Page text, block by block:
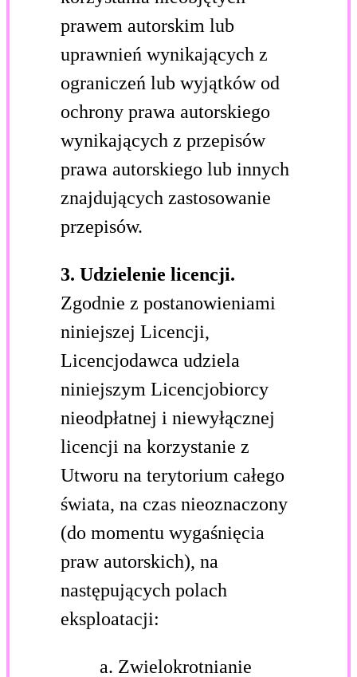
prawem autorskim lub
uprawnień wynikających z
ograniczeń lub wyjątków od
ochrony prawa autorskiego
wynikających z przepisów
prawa autorskiego lub innych
znajdujących zastosowanie
przepisów.
3. Udzielenie licencji.
Zgodnie z postanowieniami
niniejszej Licencji,
Licencjodawca udziela
niniejszym Licencjobiorcy
nieodpłatnej i niewyłącznej
licencji na korzystanie z
Utworu na terytorium całego
świata, na czas nieoznaczony
(do momentu wygaśnięcia
praw autorskich), na
następujących polach
eksploatacji:
Zwielokrotnianie